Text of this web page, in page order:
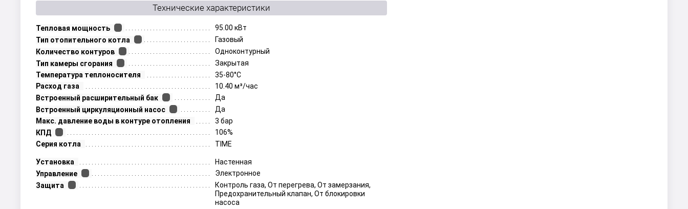
Технические характеристики
Тепловая мощность
95.00 кВт
Тип отопительного котла
Газовый
Количество контуров
Одноконтурный
Тип камеры сгорания
Закрытая
Температура теплоносителя
35-80°С
Расход газа
10.40 м³/час
Встроенный расширительный бак
Да
Встроенный циркуляционный насос
Да
Макс. давление воды в контуре отопления
3 бар
КПД
106%
Серия котла
TIME
Установка
Настенная
Управление
Электронное
Защита
Контроль газа, От перегрева, От замерзания,
Предохранительный клапан, От блокировки
насоса